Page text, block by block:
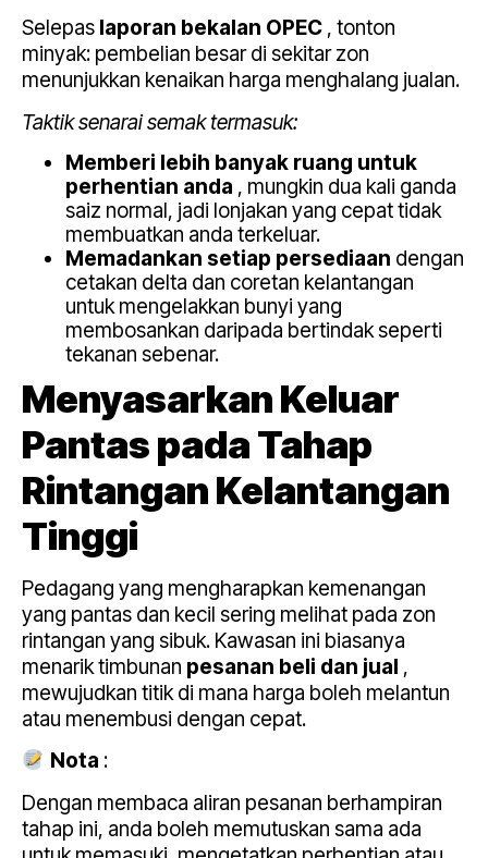
Selepas laporan bekalan OPEC , tonton
minyak: pembelian besar di sekitar zon
menunjukkan kenaikan harga menghalang jualan.
Taktik senarai semak termasuk:
Memberi lebih banyak ruang untuk
perhentian anda , mungkin dua kali ganda
saiz normal, jadi lonjakan yang cepat tidak
membuatkan anda terkeluar.
Memadankan setiap persediaan dengan
cetakan delta dan coretan kelantangan
untuk mengelakkan bunyi yang
membosankan daripada bertindak seperti
tekanan sebenar.
Menyasarkan Keluar
Pantas pada Tahap
Rintangan Kelantangan
Tinggi
Pedagang yang mengharapkan kemenangan
yang pantas dan kecil sering melihat pada zon
rintangan yang sibuk. Kawasan ini biasanya
menarik timbunan pesanan beli dan jual ,
mewujudkan titik di mana harga boleh melantun
atau menembusi dengan cepat.
Nota :
Dengan membaca aliran pesanan berhampiran
tahap ini, anda boleh memutuskan sama ada